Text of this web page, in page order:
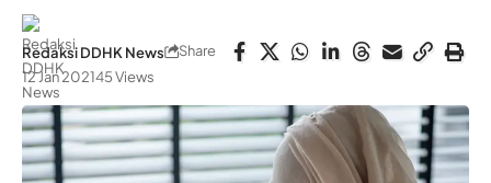
Redaksi DDHK News
12 Jan 202145 Views
Share